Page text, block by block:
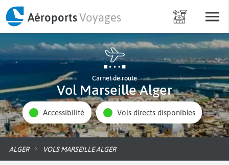
AéroportsVoyages
Carnet de route
Vol Marseille Alger
Accessibilité Vols directs disponibles
ALGER VOLS MARSEILLE ALGER